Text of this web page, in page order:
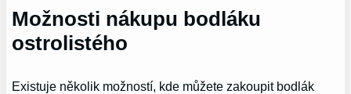
Možnosti nákupu bodláku
ostrolistého
Existuje několik možností, kde můžete zakoupit bodlák